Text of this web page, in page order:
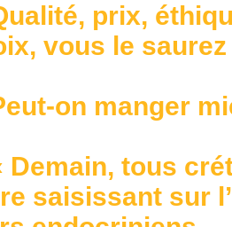
prix,
vous le
on manger
Demain, tous
saisissant sur